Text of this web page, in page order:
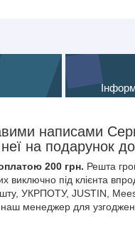
написами
на подарунок
200 грн. Решта
виключно під клієнта
УКРПОТУ, JUSTIN,
менеджер для